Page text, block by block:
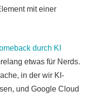
mit einer
durch KI
etwas für Nerds.
in der wir KI-
und Google Cloud